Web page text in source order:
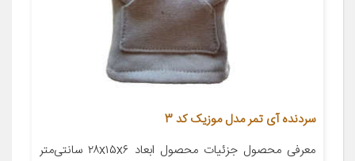
سردنده آی تمر مدل موزیک کد 3
معرفی محصول جزئیات محصول ابعاد ۲۸x۱۵x۶ سانتی‌متر